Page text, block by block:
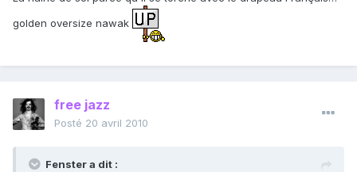
golden oversize nawak
free jazz
Posté 20 avril 2010
Fenster a dit :